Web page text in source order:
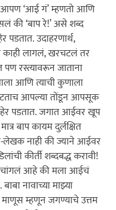
गं‌’ म्हणतो आणि
की ‘बाप रे!’ असे शब्द
पडतात. उदाहरणार्थ,
लागलं, खरचटलं तर
आणि त्याची कुणाला
आपल्या तोंडून आपसूक
पडतात. जगात आईवर खूप
बाप कायम दुर्लक्षित
लेखक नाही की ज्याने आईवर
कीर्ती शब्दबद्ध करावी!
आहे की मला आईचं
नावाच्या माझ्या
माणूस म्हणून जगण्याचे उत्तम